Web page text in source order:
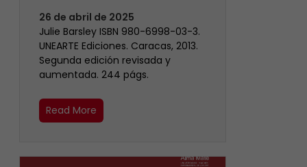
26 de abril de 2025
Julie Barsley ISBN 980-6998-03-3.
UNEARTE Ediciones. Caracas, 2013.
Segunda edición revisada y
aumentada. 244 págs.
Read More